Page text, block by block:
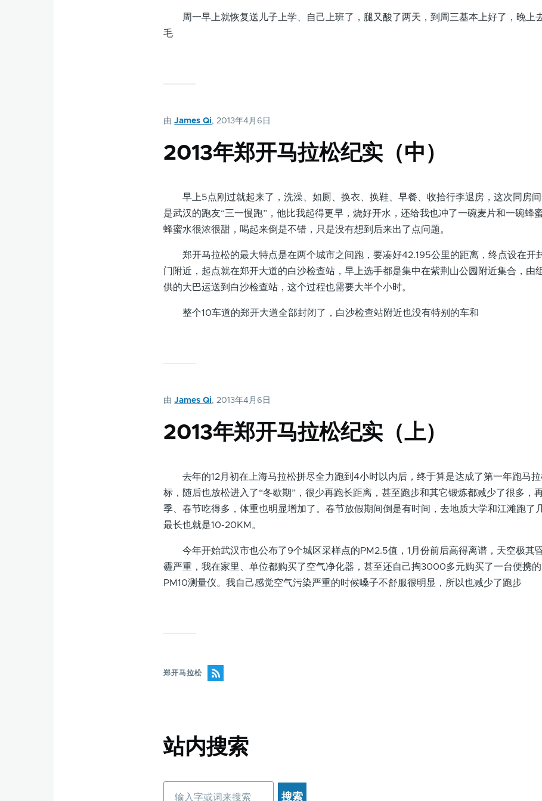
周一早上就恢复送儿子上学、自己上班了，腿又酸了两天，到周三基本上好了，晚上
毛
由James Qi, 2013年4月6日
2013年郑开马拉松纪实（中）
早上5点刚过就起来了，洗澡、如厕、换衣、换鞋、早餐、收拾行李退房，这次同房间
是武汉的跑友“三一慢跑”，他比我起得更早，烧好开水，还给我也冲了一碗麦片和一碗蜂
蜂蜜水很浓很甜，喝起来倒是不错，只是没有想到后来出了点问题。
郑开马拉松的最大特点是在两个城市之间跑，要凑好42.195公里的距离，终点设在开
门附近，起点就在郑开大道的白沙检查站，早上选手都是集中在紫荆山公园附近集合，由
供的大巴运送到白沙检查站，这个过程也需要大半个小时。
整个10车道的郑开大道全部封闭了，白沙检查站附近也没有特别的车和
由James Qi, 2013年4月6日
2013年郑开马拉松纪实（上）
去年的12月初在上海马拉松拼尽全力跑到4小时以内后，终于算是达成了第一年跑马拉
标，随后也放松进入了“冬歇期”，很少再跑长距离，甚至跑步和其它锻炼都减少了很多，
季、春节吃得多，体重也明显增加了。春节放假期间倒是有时间，去地质大学和江滩跑了
最长也就是10-20KM。
今年开始武汉市也公布了9个城区采样点的PM2.5值，1月份前后高得离谱，天空极其
霾严重，我在家里、单位都购买了空气净化器，甚至还自己掏3000多元购买了一台便携
PM10测量仪。我自己感觉空气污染严重的时候嗓子不舒服很明显，所以也减少了跑步
郑开马拉松
站内搜索